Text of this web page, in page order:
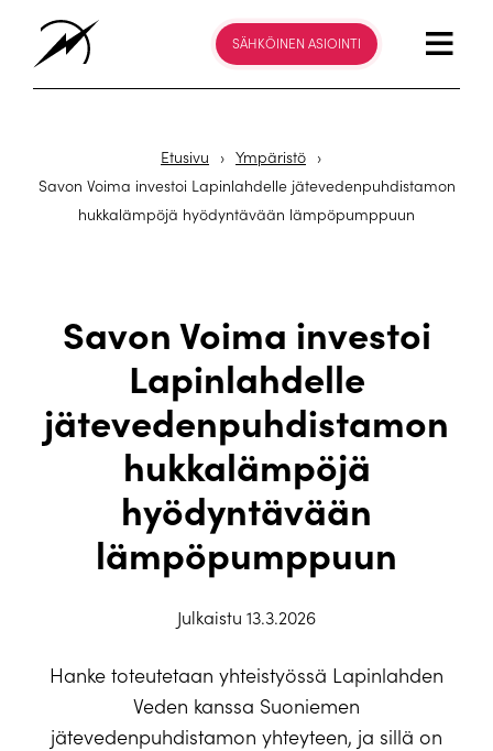
SÄHKÖINEN ASIOINTI
Etusivu › Ympäristö ›
Savon Voima investoi Lapinlahdelle jätevedenpuhdistamon
hukkalämpöjä hyödyntävään lämpöpumppuun
Savon Voima investoi
Lapinlahdelle
jätevedenpuhdistamon
hukkalämpöjä
hyödyntävään
lämpöpumppuun
Julkaistu 13.3.2026
Hanke toteutetaan yhteistyössä Lapinlahden
Veden kanssa Suoniemen
jätevedenpuhdistamon yhteyteen, ja sillä on